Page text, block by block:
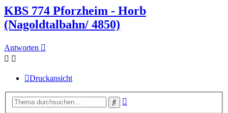
KBS 774 Pforzheim - Horb
(Nagoldtalbahn/ 4850)
Antworten
Druckansicht
Suche